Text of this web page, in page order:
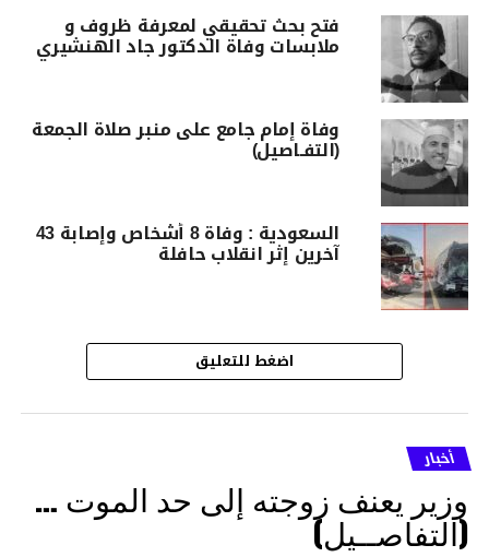
فتح بحث تحقيقي لمعرفة ظروف و
ملابسات وفاة الدكتور جاد الهنشيري
وفاة إمام جامع على منبر صلاة الجمعة
(التفـاصيل)
السعودية : وفاة 8 أشخاص وإصابة 43
آخرين إثر انقلاب حافلة
اضغط للتعليق
أخبار
وزير يعنف زوجته إلى حد الموت …
(التفاصــيل)